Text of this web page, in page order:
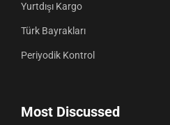
Yurtdışı Kargo
Türk Bayrakları
Periyodik Kontrol
Most Discussed